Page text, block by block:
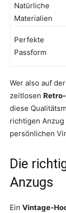
Natürliche
Materialien
Perfekte
Passform
Wer also auf
zeitlosen
diese
richtigen
persönlichen
Die
Anzugs
Ein Vintage-